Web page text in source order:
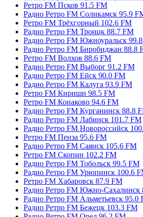
Ретро FM Псков 91.5 FM
Радио Ретро FM Соликамск 95.9
Ретро FM Трёхгорный 102.6 FM
Радио Ретро FM Троицк 88.7 FM
Радио Ретро FM Южноуральск
Радио Ретро FM Биробиджан 88.8
Ретро FM Волхов 88.6 FM
Радио Ретро FM Выборг 91.2 FM
Радио Ретро FM Ейск 90.0 FM
Радио Ретро FM Калуга 93.9 FM
Ретро FM Кириши 98.5 FM
Ретро FM Конаково 94.6 FM
Радио Ретро FM Курганинск 88.8
Радио Ретро FM Лабинск 101.7 FM
Радио Ретро FM Новороссийск
Ретро FM Пенза 95.6 FM
Радио Ретро FM Саянск 105.6 FM
Ретро FM Скопин 102.2 FM
Радио Ретро FM Тобольск 99.5 FM
Радио Ретро FM Урюпинск 100.6
Ретро FM Хабаровск 87.9 FM
Радио Ретро FM Южно-Сахалинск
Радио Ретро FM Альметьевск 95.0
Радио Ретро FM Бежецк 103.3 FM